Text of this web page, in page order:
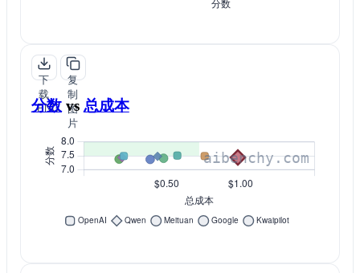
下
载
PNG
复
制
图
片
分数 vs 总成本